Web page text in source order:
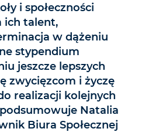
i społeczności
ich talent,
w dążeniu
stypendium
jeszcze lepszych
zwycięzcom i życzę
realizacji kolejnych
Natalia
Biura Społecznej